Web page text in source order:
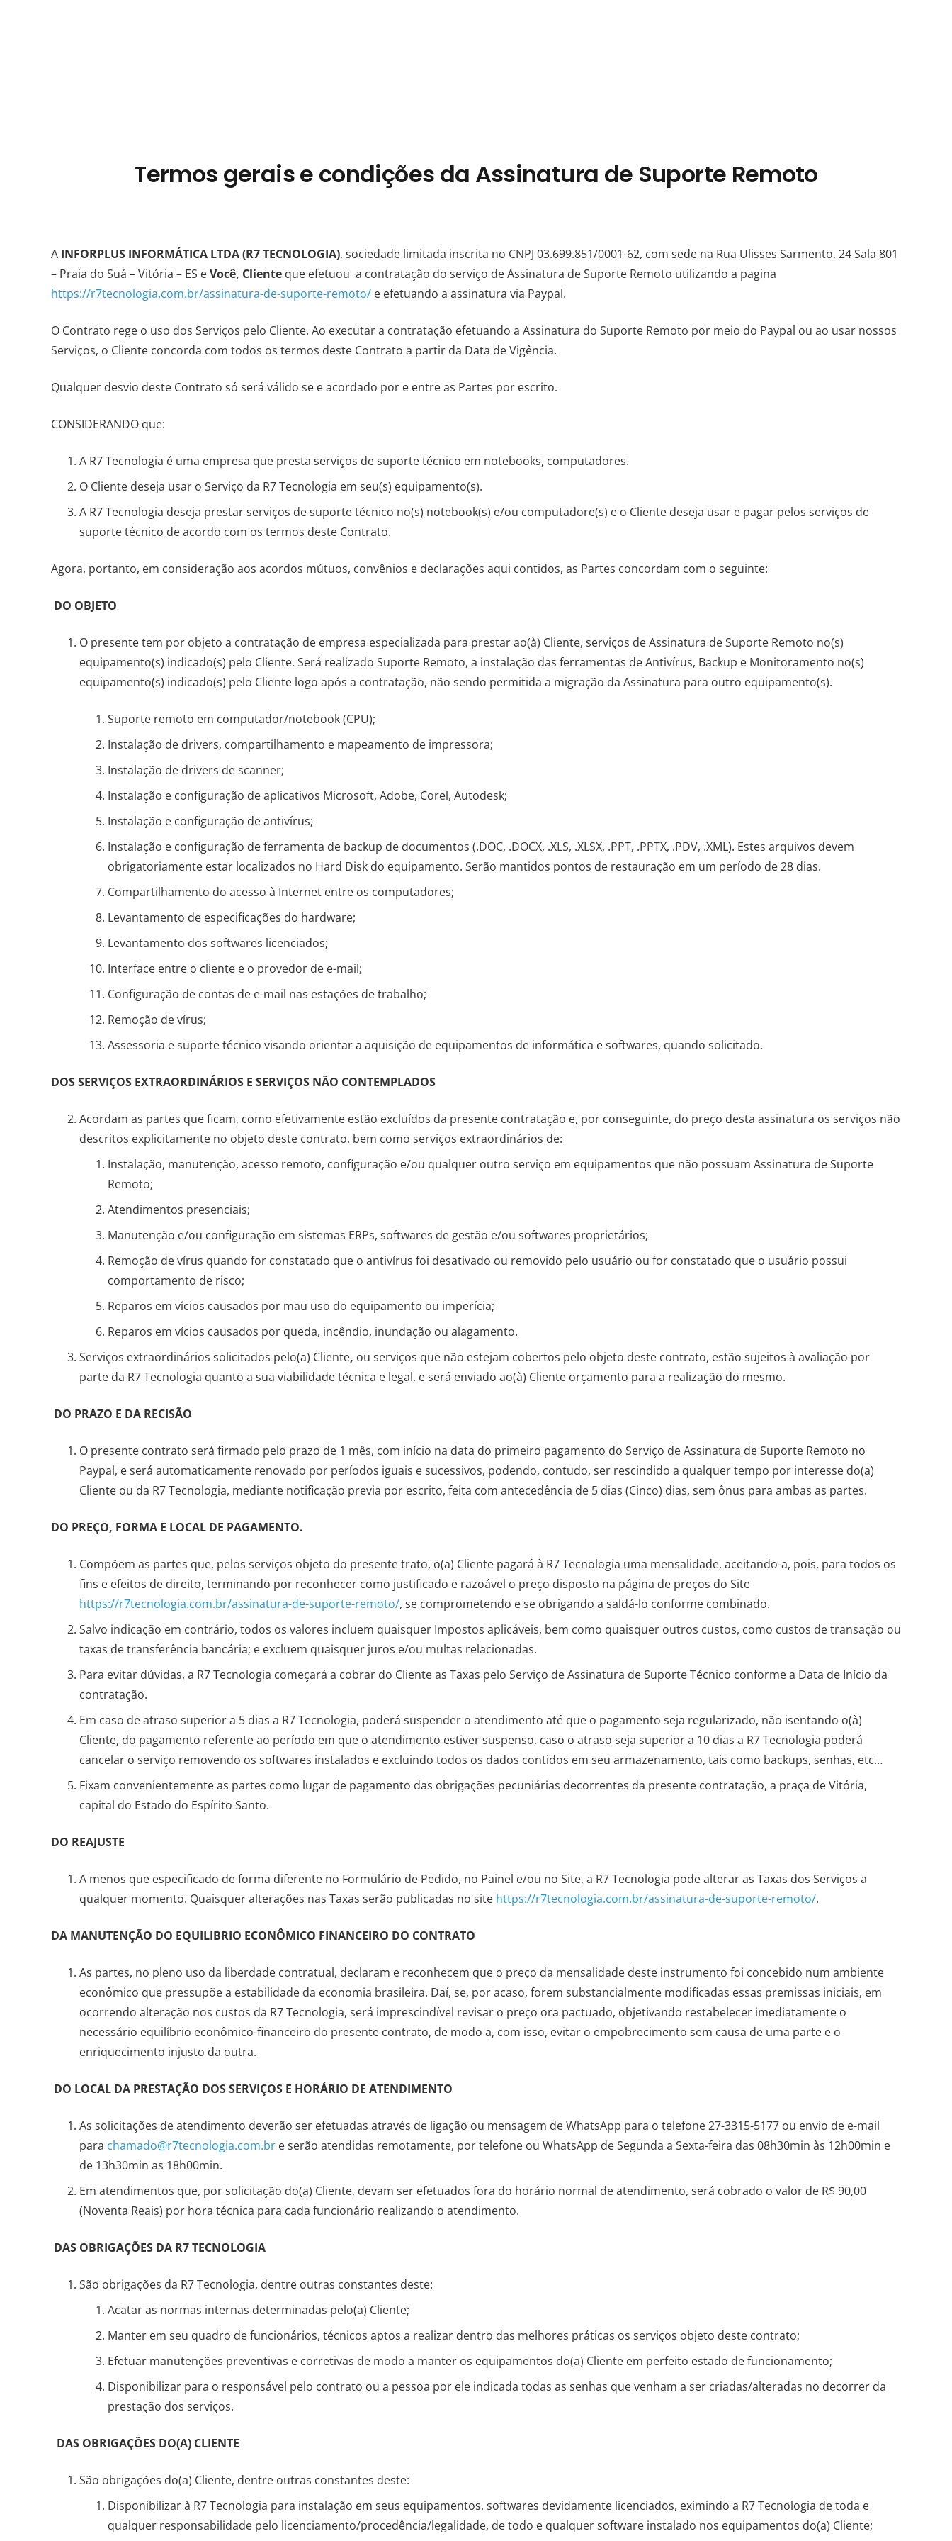
Termos gerais e condições da Assinatura de Suporte Remoto
A INFORPLUS INFORMÁTICA LTDA (R7 TECNOLOGIA), sociedade limitada inscrita no CNPJ 03.699.851/0001-62, com sede na Rua Ulisses Sarmento, 24 Sala 801
– Praia do Suá – Vitória – ES eVocê, Cliente que efetuou a contratação do serviço de Assinatura de Suporte Remoto utilizando a pagina
https://r7tecnologia.com.br/assinatura-de-suporte-remoto/ e efetuando a assinatura via Paypal.
O Contrato rege o uso dos Serviços pelo Cliente. Ao executar a contratação efetuando a Assinatura do Suporte Remoto por meio do Paypal ou ao usar nossos
Serviços, o Cliente concorda com todos os termos deste Contrato a partir da Data de Vigência.
Qualquer desvio deste Contrato só será válido se e acordado por e entre as Partes por escrito.
CONSIDERANDO que:
A R7 Tecnologia é uma empresa que presta serviços de suporte técnico em notebooks, computadores.
O Cliente deseja usar o Serviço da R7 Tecnologia em seu(s) equipamento(s).
A R7 Tecnologia deseja prestar serviços de suporte técnico no(s) notebook(s) e/ou computadore(s) e o Cliente deseja usar e pagar pelos serviços de
suporte técnico de acordo com os termos deste Contrato.
Agora, portanto, em consideração aos acordos mútuos, convênios e declarações aqui contidos, as Partes concordam com o seguinte:
DO OBJETO
O presente tem por objeto a contratação de empresa especializada para prestar ao(à) Cliente, serviços de Assinatura de Suporte Remoto no(s)
equipamento(s) indicado(s) pelo Cliente. Será realizado Suporte Remoto, a instalação das ferramentas de Antivírus, Backup e Monitoramento no(s)
equipamento(s) indicado(s) pelo Cliente logo após a contratação, não sendo permitida a migração da Assinatura para outro equipamento(s).
Suporte remoto em computador/notebook (CPU);
Instalação de drivers, compartilhamento e mapeamento de impressora;
Instalação de drivers de scanner;
Instalação e configuração de aplicativos Microsoft, Adobe, Corel, Autodesk;
Instalação e configuração de antivírus;
Instalação e configuração de ferramenta de backup de documentos (.DOC, .DOCX, .XLS, .XLSX, .PPT, .PPTX, .PDV, .XML). Estes arquivos devem
obrigatoriamente estar localizados no Hard Disk do equipamento. Serão mantidos pontos de restauração em um período de 28 dias.
Compartilhamento do acesso à Internet entre os computadores;
Levantamento de especificações do hardware;
Levantamento dos softwares licenciados;
Interface entre o cliente e o provedor de e-mail;
Configuração de contas de e-mail nas estações de trabalho;
Remoção de vírus;
Assessoria e suporte técnico visando orientar a aquisição de equipamentos de informática e softwares, quando solicitado.
DOS SERVIÇOS EXTRAORDINÁRIOS E SERVIÇOS NÃO CONTEMPLADOS
Acordam as partes que ficam, como efetivamente estão excluídos da presente contratação e, por conseguinte, do preço desta assinatura os serviços não
descritos explicitamente no objeto deste contrato, bem como serviços extraordinários de:
Instalação, manutenção, acesso remoto, configuração e/ou qualquer outro serviço em equipamentos que não possuam Assinatura de Suporte
Remoto;
Atendimentos presenciais;
Manutenção e/ou configuração em sistemas ERPs, softwares de gestão e/ou softwares proprietários;
Remoção de vírus quando for constatado que o antivírus foi desativado ou removido pelo usuário ou for constatado que o usuário possui
comportamento de risco;
Reparos em vícios causados por mau uso do equipamento ou imperícia;
Reparos em vícios causados por queda, incêndio, inundação ou alagamento.
Serviços extraordinários solicitados pelo(a) Cliente, ou serviços que não estejam cobertos pelo objeto deste contrato, estão sujeitos à avaliação por
parte da R7 Tecnologia quanto a sua viabilidade técnica e legal, e será enviado ao(à) Cliente orçamento para a realização do mesmo.
DO PRAZO E DA RECISÃO
O presente contrato será firmado pelo prazo de 1 mês, com início na data do primeiro pagamento do Serviço de Assinatura de Suporte Remoto no
Paypal, e será automaticamente renovado por períodos iguais e sucessivos, podendo, contudo, ser rescindido a qualquer tempo por interesse do(a)
Cliente ou da R7 Tecnologia, mediante notificação previa por escrito, feita com antecedência de 5 dias (Cinco) dias, sem ônus para ambas as partes.
DO PREÇO, FORMA E LOCAL DE PAGAMENTO.
Compõem as partes que, pelos serviços objeto do presente trato, o(a) Cliente pagará à R7 Tecnologia uma mensalidade, aceitando-a, pois, para todos os
fins e efeitos de direito, terminando por reconhecer como justificado e razoável o preço disposto na página de preços do Site
https://r7tecnologia.com.br/assinatura-de-suporte-remoto/, se comprometendo e se obrigando a saldá-lo conforme combinado.
Salvo indicação em contrário, todos os valores incluem quaisquer Impostos aplicáveis, bem como quaisquer outros custos, como custos de transação ou
taxas de transferência bancária; e excluem quaisquer juros e/ou multas relacionadas.
Para evitar dúvidas, a R7 Tecnologia começará a cobrar do Cliente as Taxas pelo Serviço de Assinatura de Suporte Técnico conforme a Data de Início da
contratação.
Em caso de atraso superior a 5 dias a R7 Tecnologia, poderá suspender o atendimento até que o pagamento seja regularizado, não isentando o(à)
Cliente, do pagamento referente ao período em que o atendimento estiver suspenso, caso o atraso seja superior a 10 dias a R7 Tecnologia poderá
cancelar o serviço removendo os softwares instalados e excluindo todos os dados contidos em seu armazenamento, tais como backups, senhas, etc…
Fixam convenientemente as partes como lugar de pagamento das obrigações pecuniárias decorrentes da presente contratação, a praça de Vitória,
capital do Estado do Espírito Santo.
DO REAJUSTE
A menos que especificado de forma diferente no Formulário de Pedido, no Painel e/ou no Site, a R7 Tecnologia pode alterar as Taxas dos Serviços a
qualquer momento. Quaisquer alterações nas Taxas serão publicadas no site https://r7tecnologia.com.br/assinatura-de-suporte-remoto/.
DA MANUTENÇÃO DO EQUILIBRIO ECONÔMICO FINANCEIRO DO CONTRATO
As partes, no pleno uso da liberdade contratual, declaram e reconhecem que o preço da mensalidade deste instrumento foi concebido num ambiente
econômico que pressupõe a estabilidade da economia brasileira. Daí, se, por acaso, forem substancialmente modificadas essas premissas iniciais, em
ocorrendo alteração nos custos da R7 Tecnologia, será imprescindível revisar o preço ora pactuado, objetivando restabelecer imediatamente o
necessário equilíbrio econômico-financeiro do presente contrato, de modo a, com isso, evitar o empobrecimento sem causa de uma parte e o
enriquecimento injusto da outra.
DO LOCAL DA PRESTAÇÃO DOS SERVIÇOS E HORÁRIO DE ATENDIMENTO
As solicitações de atendimento deverão ser efetuadas através de ligação ou mensagem de WhatsApp para o telefone 27-3315-5177 ou envio de e-mail
para chamado@r7tecnologia.com.br e serão atendidas remotamente, por telefone ou WhatsApp de Segunda a Sexta-feira das 08h30min às 12h00min e
de 13h30min as 18h00min.
Em atendimentos que, por solicitação do(a) Cliente, devam ser efetuados fora do horário normal de atendimento, será cobrado o valor de R$ 90,00
(Noventa Reais) por hora técnica para cada funcionário realizando o atendimento.
DAS OBRIGAÇÕES DA R7 TECNOLOGIA
São obrigações da R7 Tecnologia, dentre outras constantes deste:
Acatar as normas internas determinadas pelo(a) Cliente;
Manter em seu quadro de funcionários, técnicos aptos a realizar dentro das melhores práticas os serviços objeto deste contrato;
Efetuar manutenções preventivas e corretivas de modo a manter os equipamentos do(a) Cliente em perfeito estado de funcionamento;
Disponibilizar para o responsável pelo contrato ou a pessoa por ele indicada todas as senhas que venham a ser criadas/alteradas no decorrer da
prestação dos serviços.
DAS OBRIGAÇÕES DO(A) CLIENTE
São obrigações do(a) Cliente, dentre outras constantes deste:
Disponibilizar à R7 Tecnologia para instalação em seus equipamentos, softwares devidamente licenciados, eximindo a R7 Tecnologia de toda e
qualquer responsabilidade pelo licenciamento/procedência/legalidade, de todo e qualquer software instalado nos equipamentos do(a) Cliente;